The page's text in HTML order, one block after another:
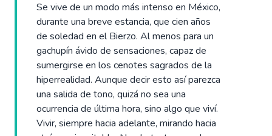
Se vive de un modo más intenso en México,
durante una breve estancia, que cien años
de soledad en el Bierzo. Al menos para un
gachupín ávido de sensaciones, capaz de
sumergirse en los cenotes sagrados de la
hiperrealidad. Aunque decir esto así parezca
una salida de tono, quizá no sea una
ocurrencia de última hora, sino algo que viví.
Vivir, siempre hacia adelante, mirando hacia